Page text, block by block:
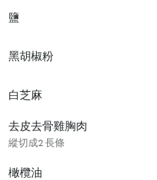
鹽
黑胡椒粉
白芝麻
去皮去骨雞胸肉
縱切成2 長條
橄欖油